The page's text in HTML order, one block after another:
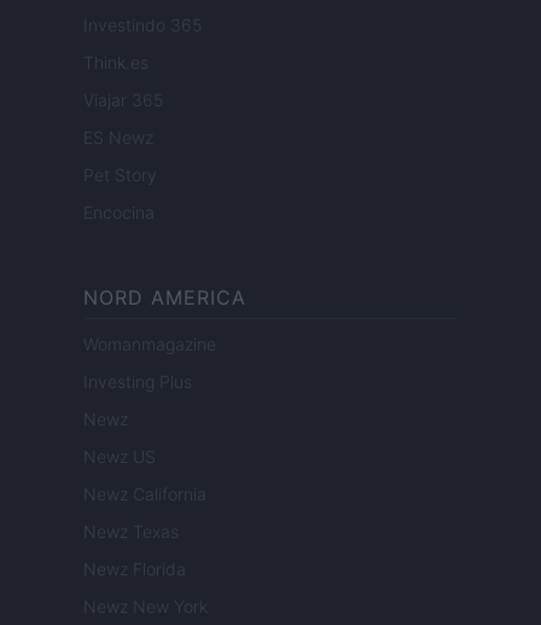
Investindo 365
Think.es
Viajar 365
ES Newz
Pet Story
Encocina
NORD AMERICA
Womanmagazine
Investing Plus
Newz
Newz US
Newz California
Newz Texas
Newz Florida
Newz New York